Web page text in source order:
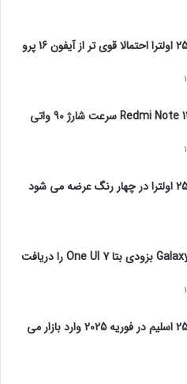
گلکسی اس 25 اولترا احتمالا قوی تر از آیفون 16 پرو
گوشی Redmi Note 14 Pro سرعت شارژ 90 واتی
گوشی Galaxy A55 بزودی بتا One UI 7 را دریافت
گلکسی اس 25 اسلیم در فوریه 2025 وارد بازار می